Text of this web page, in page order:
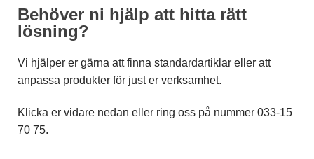
Behöver ni hjälp att hitta rätt
lösning?
Vi hjälper er gärna att finna standardartiklar eller att
anpassa produkter för just er verksamhet.
Klicka er vidare nedan eller ring oss på nummer 033-15
70 75.
används.
För att vår
hemsida ska
möjligt
under ditt